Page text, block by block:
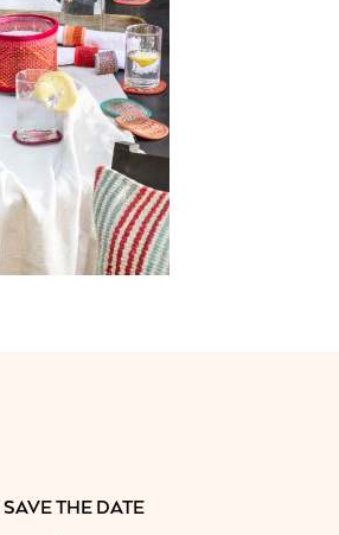
SAVE THE DATE